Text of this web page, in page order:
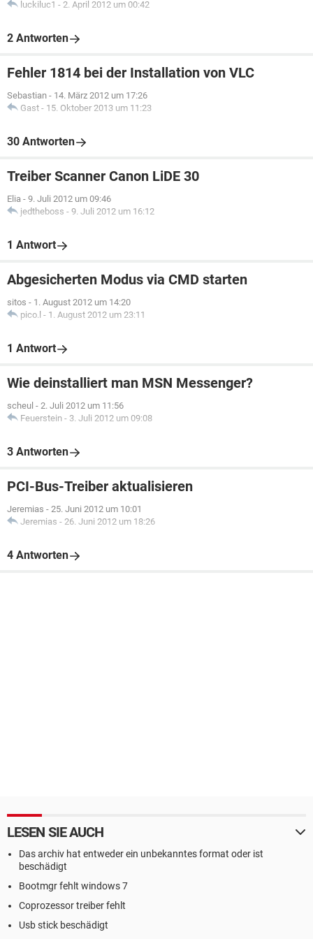
luckiluc1 - 2. April 2012 um 00:42
2 Antworten
Fehler 1814 bei der Installation von VLC
Sebastian - 14. März 2012 um 17:26
Gast - 15. Oktober 2013 um 11:23
30 Antworten
Treiber Scanner Canon LiDE 30
Elia - 9. Juli 2012 um 09:46
jedtheboss - 9. Juli 2012 um 16:12
1 Antwort
Abgesicherten Modus via CMD starten
sitos - 1. August 2012 um 14:20
pico.l - 1. August 2012 um 23:11
1 Antwort
Wie deinstalliert man MSN Messenger?
scheul - 2. Juli 2012 um 11:56
Feuerstein - 3. Juli 2012 um 09:08
3 Antworten
PCI-Bus-Treiber aktualisieren
Jeremias - 25. Juni 2012 um 10:01
Jeremias - 26. Juni 2012 um 18:26
4 Antworten
LESEN SIE AUCH
Das archiv hat entweder ein unbekanntes format oder ist
beschädigt
Bootmgr fehlt windows 7
Coprozessor treiber fehlt
Usb stick beschädigt